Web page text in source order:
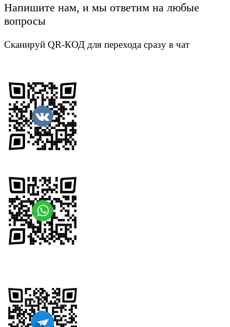
Напишите нам, и мы ответим на любые
вопросы
Сканируй QR-КОД для перехода сразу в чат